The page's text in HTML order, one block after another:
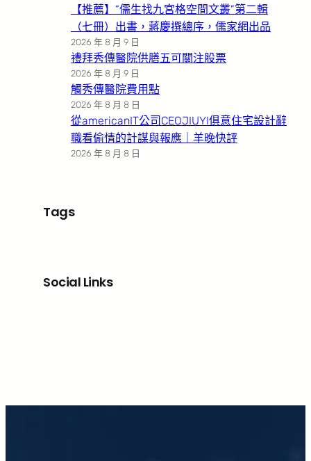
【推薦】“儒生找九宮格空間文叢”第二輯
（七冊）出書，蔣慶撰總序，儒家網出品
2026 年 8 月 9 日
禮拜秀傳醫院供膳五可關注股票
2026 年 8 月 9 日
觸秀傳醫院費用點
2026 年 8 月 8 日
從americanIT公司CEOJIUYI俱意住宅設計辭
職看偷情的計謀與報應｜羊晚快評
2026 年 8 月 8 日
Tags
Social Links